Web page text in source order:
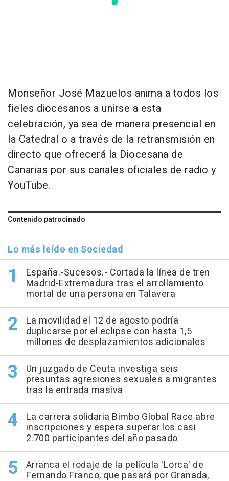
Monseñor José Mazuelos anima a todos los
fieles diocesanos a unirse a esta
celebración, ya sea de manera presencial en
la Catedral o a través de la retransmisión en
directo que ofrecerá la Diocesana de
Canarias por sus canales oficiales de radio y
YouTube.
Contenido patrocinado
Lo más leído en Sociedad
España.-Sucesos.- Cortada la línea de tren
Madrid-Extremadura tras el arrollamiento
mortal de una persona en Talavera
La movilidad el 12 de agosto podría
duplicarse por el eclipse con hasta 1,5
millones de desplazamientos adicionales
Un juzgado de Ceuta investiga seis
presuntas agresiones sexuales a migrantes
tras la entrada masiva
La carrera solidaria Bimbo Global Race abre
inscripciones y espera superar los casi
2.700 participantes del año pasado
Arranca el rodaje de la película 'Lorca' de
Fernando Franco, que pasará por Granada,